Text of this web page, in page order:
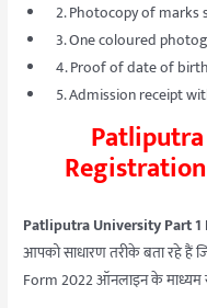
2. Photocopy of
3. One coloured
4. Proof of date of birth
5. Admission receipt
Patliputra University Part
आपको साधारण तरीके बता रहे हैं
Form 2022 ऑनलाइन के